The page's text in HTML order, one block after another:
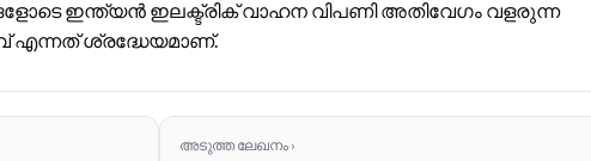
ഇന്ത്യൻ ഇലക്ട്രിക് വാഹന വിപണി അതിവേഗം വളരുന്ന
എന്നത് ശ്രദ്ധേയമാണ്.
അടുത്ത ലേഖനം ›